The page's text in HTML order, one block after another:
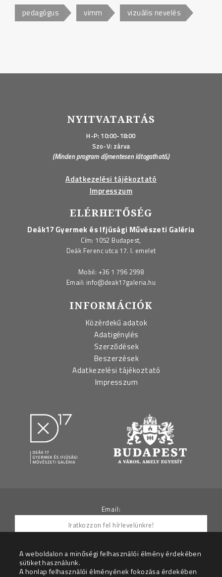
pedagógus vimm vizuális nevelés
NYITVATARTÁS
H-P: 10:00-18:00
Szo-V: zárva
(Minden program díjmentesen látogatható.)
Adatkezelési tájékoztató
Impresszum
ELÉRHETŐSÉG
Deák17 Gyermek és Ifjúsági Művészeti Galéria
Cím: 1052 Budapest,
Deák Ferenc utca 17. I. emelet
Mobil: +36 1 796 2998
Email: info@deak17galeria.hu
INFORMÁCIÓK
Közérdekű adatok
Adatigénylés
Szerződések
Beszerzések
Adatkezelési tájékoztató
Impresszum
Email:
Hozzájárulok ahhoz, hogy az Adatkezelő részemre
A weboldalon a minőségi felhasználói élmény érdekében
sütiket használunk.
A honlap felhasználói élményének fokozása érdekében